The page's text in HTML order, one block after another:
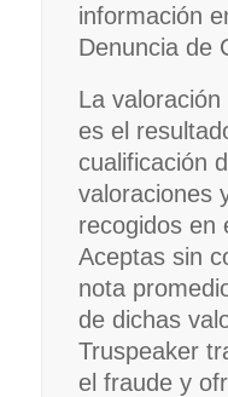
información
Denuncia de
La
es el
cualificación
valoraciones
recogidos en
Aceptas sin
nota
de dichas
Truspeaker
el fraude y